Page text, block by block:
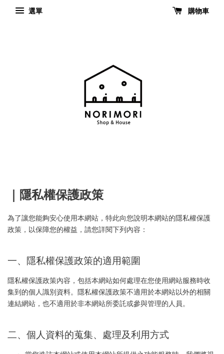
選單 購物車
｜隱私權保護政策
為了讓您能夠安心使用本網站，特此向您說明本網站的隱私權保護
政策，以保障您的權益，請您詳閱下列內容：
一、隱私權保護政策的適用範圍
隱私權保護政策內容，包括本網站如何處理在您使用網站服務時收
集到的個人識別資料。隱私權保護政策不適用於本網站以外的相關
連結網站，也不適用於非本網站所委託或參與管理的人員。
二、個人資料的蒐集、處理及利用方式